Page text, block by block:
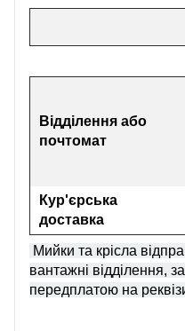
Відділення або
почтомат
Кур'єрська
доставка
Мийки та крісла
вантажні відділення,
передплатою на